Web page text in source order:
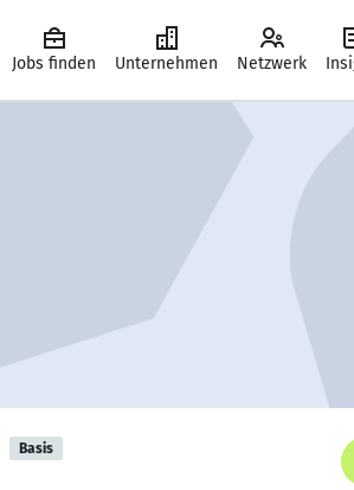
Jobs finden Unternehmen Netzwerk
Basis